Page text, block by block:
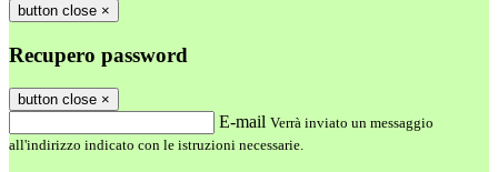
button close ×
Recupero password
button close ×
E-mail Verrà inviato un messaggio
all'indirizzo indicato con le istruzioni necessarie.